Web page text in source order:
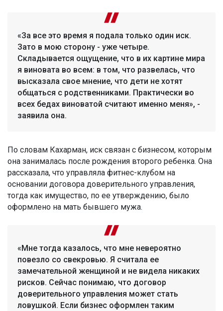
«За все это время я подала только один иск.
Зато в мою сторону - уже четыре.
Складывается ощущение, что в их картине мира
я виновата во всем: в том, что развелась, что
высказала свое мнение, что дети не хотят
общаться с родственниками. Практически во
всех бедах виноватой считают именно меня», -
заявила она.
По словам Кахарман, иск связан с бизнесом, которым
она занималась после рождения второго ребенка. Она
рассказала, что управляла фитнес-клубом на
основании договора доверительного управления,
тогда как имущество, по ее утверждению, было
оформлено на мать бывшего мужа.
«Мне тогда казалось, что мне невероятно
повезло со свекровью. Я считала ее
замечательной женщиной и не видела никаких
рисков. Сейчас понимаю, что договор
доверительного управления может стать
ловушкой. Если бизнес оформлен таким